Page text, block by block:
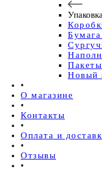
Новый
•
О магазине
•
Контакты
•
Оплата и
•
Отзывы
•